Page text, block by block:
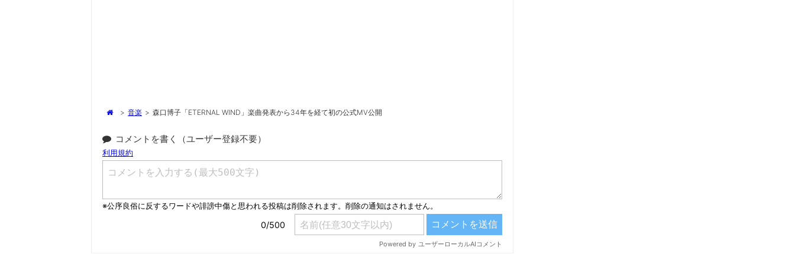
> 音楽 > 森口博子「ETERNAL WIND」楽曲発表から34年を経て初の公式MV公開
コメントを書く（ユーザー登録不要）